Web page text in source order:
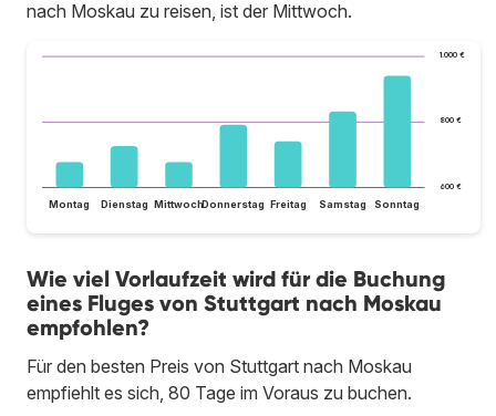
nach Moskau zu reisen, ist der Mittwoch.
600 €
800 €
1.000 €
Montag Dienstag MittwochDonnerstag Freitag Samstag Sonntag
Wie viel Vorlaufzeit wird für die Buchung
eines Fluges von Stuttgart nach Moskau
empfohlen?
Für den besten Preis von Stuttgart nach Moskau
empfiehlt es sich, 80 Tage im Voraus zu buchen.